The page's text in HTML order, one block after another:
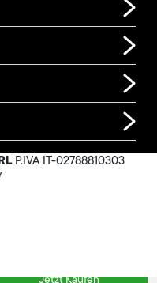
Jetzt Kaufen
P.IVA IT-02788810303